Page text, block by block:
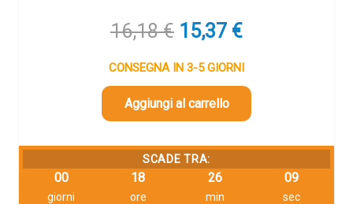
16,18€ Il
prezzo
originale
era:
16,18 €.
15,37 €Il
attuale
è:
CONSEGNA IN 3-5 GIORNI
Aggiungi al carrello
SCADE TRA:
00
giorni
18
ore
26
min
08
sec